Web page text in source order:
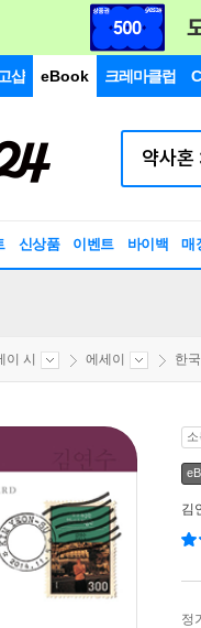
샵 eBook 크레마클럽
신상품 이벤트 바이백 매
이 시 에세이 한
김
정